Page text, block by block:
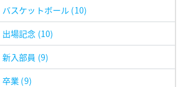
バスケットボール (10)
出場記念 (10)
新入部員 (9)
卒業 (9)